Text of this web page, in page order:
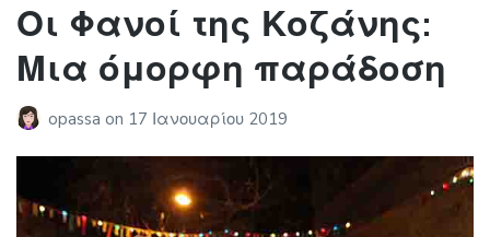
Οι Φανοί της Κοζάνης:
Μια όμορφη παράδοση
opassa on 17 Ιανουαρίου 2019